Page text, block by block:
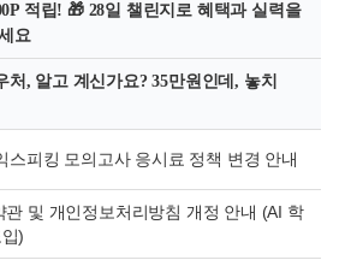
적립! 🎁 28일 챌린지로 혜택과 실력을
요
처, 알고 계신가요? 35만원인데, 놓치
스피킹 모의고사 응시료 정책 변경 안내
관 및 개인정보처리방침 개정 안내 (AI 학
)